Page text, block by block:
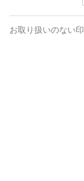
お取り扱いのない